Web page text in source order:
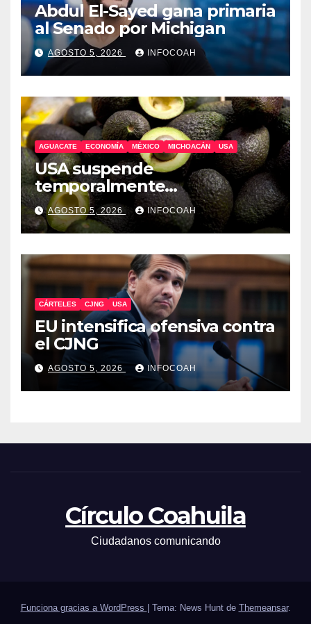
Abdul El-Sayed gana primaria
al Senado por Michigan
AGOSTO 5, 2026 INFOCOAH
AGUACATE ECONOMÍA MÉXICO MICHOACÁN USA
USA suspende
temporalmente
exportaciones de aguacate
michoacano
AGOSTO 5, 2026 INFOCOAH
CÁRTELES CJNG USA
EU intensifica ofensiva contra
el CJNG
AGOSTO 5, 2026 INFOCOAH
Círculo Coahuila
Ciudadanos comunicando
Funciona gracias a WordPress | Tema: News Hunt de Themeansar.